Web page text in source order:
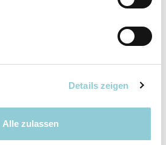
Details zeigen
Alle zulassen